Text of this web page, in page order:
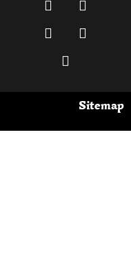
Sitemap